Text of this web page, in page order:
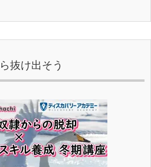
抜け出そう